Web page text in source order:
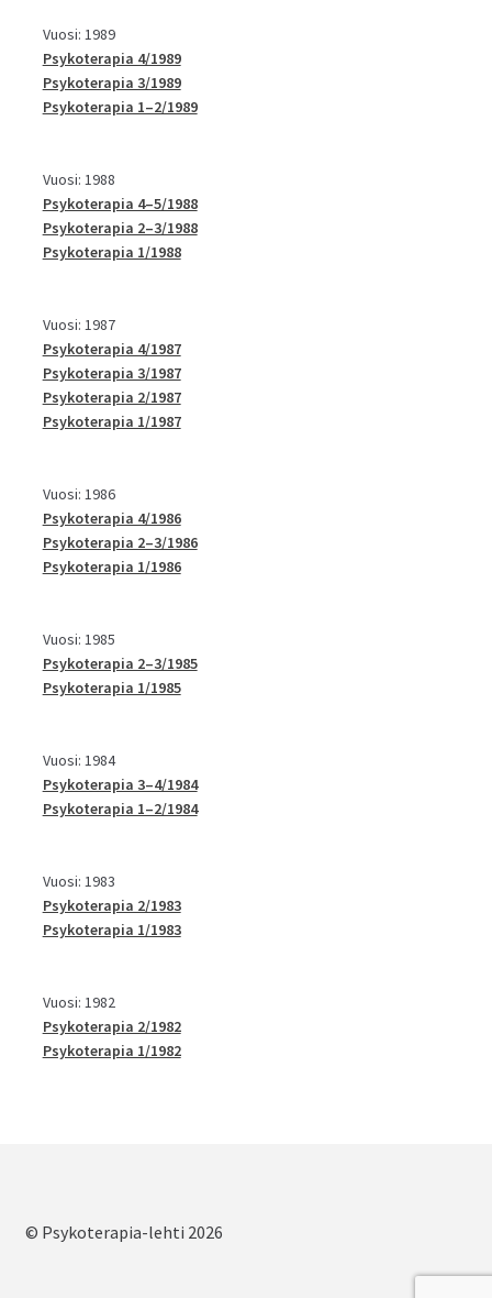
Vuosi: 1989
Psykoterapia 4/1989
Psykoterapia 3/1989
Psykoterapia 1–2/1989
Vuosi: 1988
Psykoterapia 4–5/1988
Psykoterapia 2–3/1988
Psykoterapia 1/1988
Vuosi: 1987
Psykoterapia 4/1987
Psykoterapia 3/1987
Psykoterapia 2/1987
Psykoterapia 1/1987
Vuosi: 1986
Psykoterapia 4/1986
Psykoterapia 2–3/1986
Psykoterapia 1/1986
Vuosi: 1985
Psykoterapia 2–3/1985
Psykoterapia 1/1985
Vuosi: 1984
Psykoterapia 3–4/1984
Psykoterapia 1–2/1984
Vuosi: 1983
Psykoterapia 2/1983
Psykoterapia 1/1983
Vuosi: 1982
Psykoterapia 2/1982
Psykoterapia 1/1982
© Psykoterapia-lehti 2026